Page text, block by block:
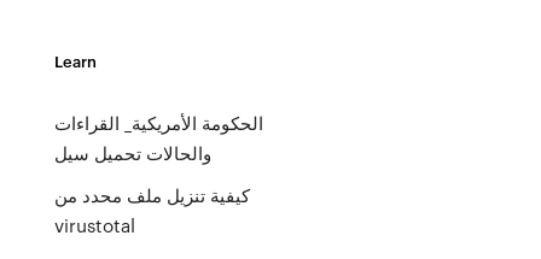
Learn
الحكومة الأمريكية_ القراءات
والحالات تحميل سيل
كيفية تنزيل ملف محدد من
virustotal